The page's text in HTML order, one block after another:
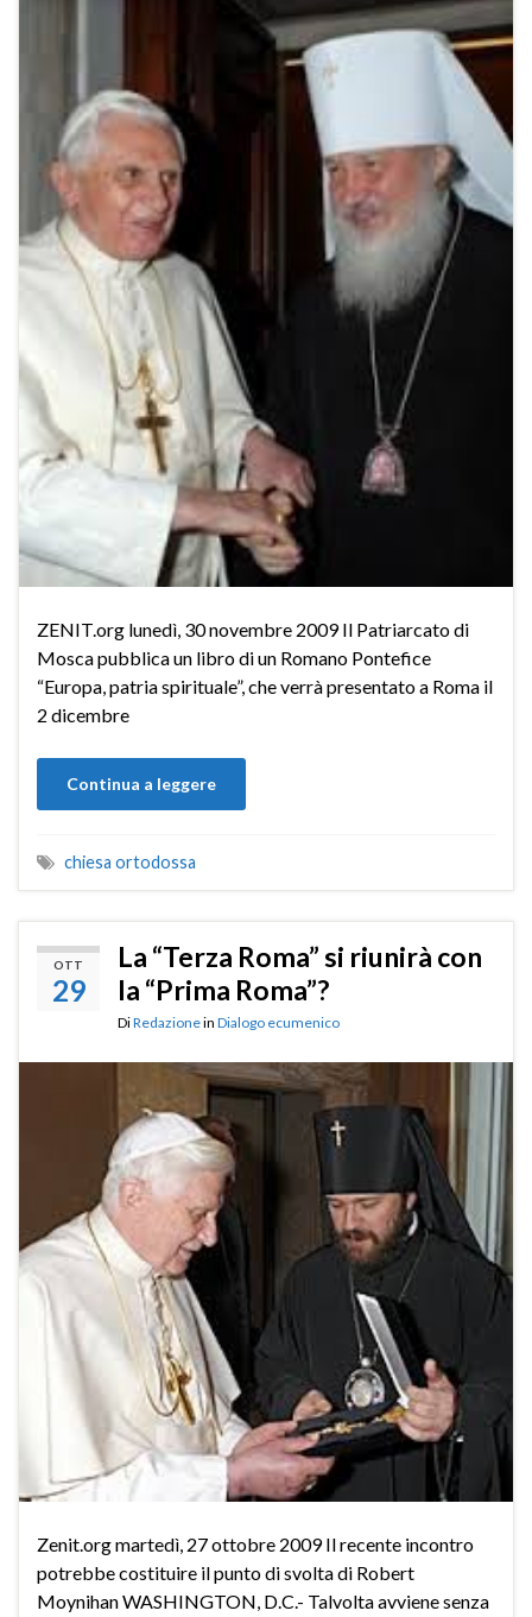
ZENIT.org lunedì, 30 novembre 2009 Il Patriarcato di
Mosca pubblica un libro di un Romano Pontefice
“Europa, patria spirituale”, che verrà presentato a Roma il
2 dicembre
Continua a leggere
chiesa ortodossa
OTT
29
La “Terza Roma” si riunirà con
la “Prima Roma”?
DiRedazionein Dialogo ecumenico
Zenit.org martedì, 27 ottobre 2009 Il recente incontro
potrebbe costituire il punto di svolta di Robert
Moynihan WASHINGTON, D.C.- Talvolta avviene senza